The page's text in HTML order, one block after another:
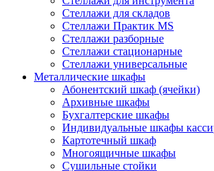
Стеллажи для складов
Стеллажи Практик MS
Стеллажи разборные
Стеллажи стационарные
Стеллажи универсальные
Металлические шкафы
Абонентский шкаф (ячейки)
Архивные шкафы
Бухгалтерские шкафы
Индивидуальные шкафы
Картотечный шкаф
Многоящичные шкафы
Сушильные стойки